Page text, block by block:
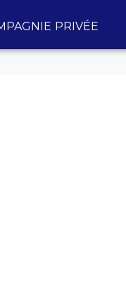
PRIVÉE